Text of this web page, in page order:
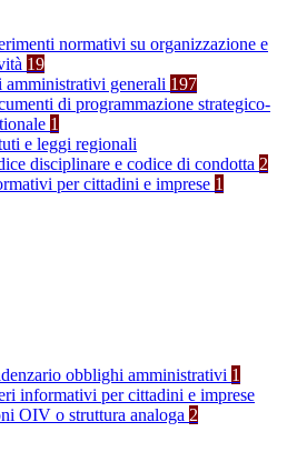
normativi su organizzazione e
19
amministrativi generali 197
di programmazione strategico-
1
e leggi regionali
disciplinare e codice di condotta 2
per cittadini e imprese 1
obblighi amministrativi 1
informativi per cittadini e imprese
OIV o struttura analoga 2